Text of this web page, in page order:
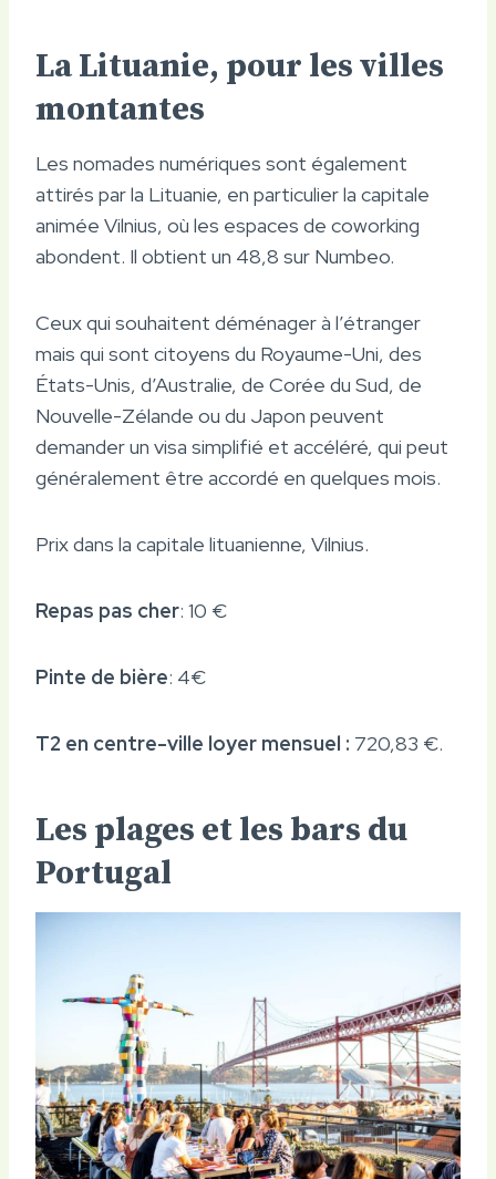
La Lituanie, pour les villes
montantes
Les nomades numériques sont également
attirés par la Lituanie, en particulier la capitale
animée Vilnius, où les espaces de coworking
abondent. Il obtient un 48,8 sur Numbeo.
Ceux qui souhaitent déménager à l’étranger
mais qui sont citoyens du Royaume-Uni, des
États-Unis, d’Australie, de Corée du Sud, de
Nouvelle-Zélande ou du Japon peuvent
demander un visa simplifié et accéléré, qui peut
généralement être accordé en quelques mois.
Prix ​​dans la capitale lituanienne, Vilnius.
Repas pas cher: 10 €
Pinte de bière: 4€
T2 en centre-ville loyer mensuel : 720,83 €.
Les plages et les bars du
Portugal